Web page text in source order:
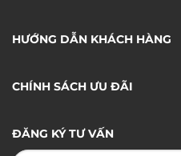
HƯỚNG DẪN KHÁCH HÀNG
CHÍNH SÁCH ƯU ĐÃI
ĐĂNG KÝ TƯ VẤN